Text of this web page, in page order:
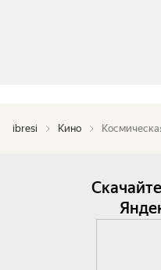
ibresi Кино